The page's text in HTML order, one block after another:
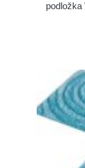
podložka